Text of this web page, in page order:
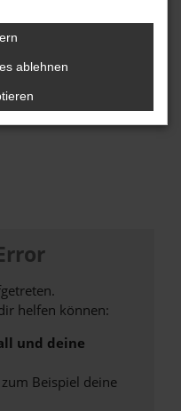
helfen können:
und deine
Beispiel deine
ablehnen